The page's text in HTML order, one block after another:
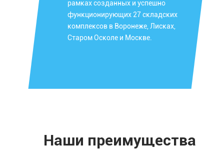
рамках созданных и успешно
функционирующих 27 складских
комплексов в Воронеже, Лисках,
Старом Осколе и Москве.
Наши преимущества